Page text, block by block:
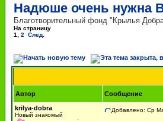
Надюше очень нужна
Благотворительный фонд "Крылья
На страницу
1
2 След.
Автор
Сообщение
krilya-dobra
Новый знакомый
Добавлено: Ср